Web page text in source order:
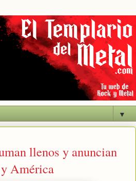
▼
llenos y anuncian
y América